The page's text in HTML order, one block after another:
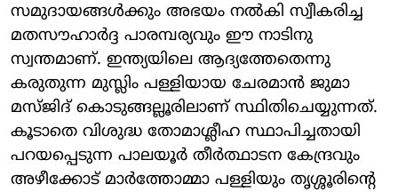
സമുദായങ്ങൾക്കും അഭയം നൽകി സ്വീകരിച്ച
മതസൗഹാർദ്ദ പാരമ്പര്യവും ഈ നാടിനു
സ്വന്തമാണ്. ഇന്ത്യയിലെ ആദ്യത്തേതെന്നു
കരുതുന്ന മുസ്ലിം പള്ളിയായ ചേരമാൻ ജുമാ
മസ്ജിദ് കൊടുങ്ങല്ലൂരിലാണ് സ്ഥിതിചെയ്യുന്നത്.
കൂടാതെ വിശുദ്ധ തോമാശ്ലീഹ സ്ഥാപിച്ചതായി
പറയപ്പെടുന്ന പാലയൂർ തീർത്ഥാടന കേന്ദ്രവും
അഴീക്കോട് മാർത്തോമ്മാ പള്ളിയും തൃശ്ശൂരിന്റെ